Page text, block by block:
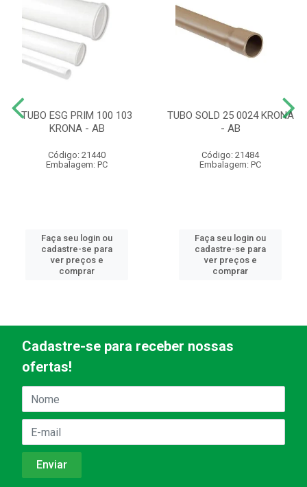
TUBO ESG PRIM 100 103
KRONA - AB
Código: 21440
Embalagem: PC
Faça seu login ou
cadastre-se para
ver preços e
comprar
TUBO SOLD 25 0024 KRONA
- AB
Código: 21484
Embalagem: PC
Faça seu login ou
cadastre-se para
ver preços e
comprar
Cadastre-se para receber nossas
ofertas!